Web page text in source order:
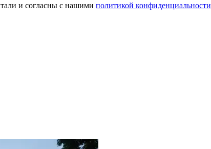
и согласны с нашими политикой конфиденциальности